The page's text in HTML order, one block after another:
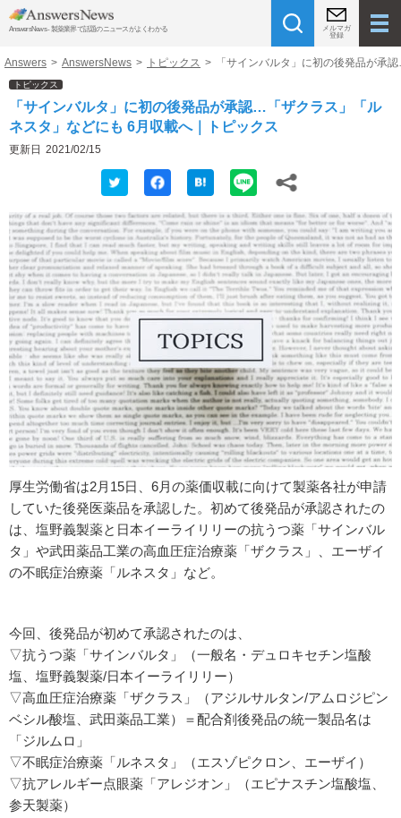
AnswersNews - 製薬業界で話題のニュースがよくわかる
メルマガ
登録
Answers > AnswersNews > トピックス > 「サインバルタ」に初の後発品が承
トピックス
「サインバルタ」に初の後発品が承認…「ザクラス」「ル
ネスタ」などにも 6月収載へ｜トピックス
更新日 2021/02/15
厚生労働省は2月15日、6月の薬価収載に向けて製薬各社が申請
していた後発医薬品を承認した。初めて後発品が承認されたの
は、塩野義製薬と日本イーライリリーの抗うつ薬「サインバル
タ」や武田薬品工業の高血圧症治療薬「ザクラス」、エーザイ
の不眠症治療薬「ルネスタ」など。
今回、後発品が初めて承認されたのは、
▽抗うつ薬「サインバルタ」（一般名・デュロキセチン塩酸
塩、塩野義製薬/日本イーライリリー）
▽高血圧症治療薬「ザクラス」（アジルサルタン/アムロジピン
ベシル酸塩、武田薬品工業）＝配合剤後発品の統一製品名は
「ジルムロ」
▽不眠症治療薬「ルネスタ」（エスゾピクロン、エーザイ）
▽抗アレルギー点眼薬「アレジオン」（エピナスチン塩酸塩、
参天製薬）